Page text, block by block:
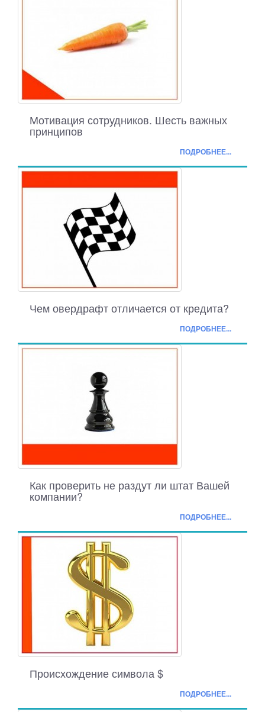
Мотивация сотрудников. Шесть важных
принципов
ПОДРОБНЕЕ...
Чем овердрафт отличается от кредита?
ПОДРОБНЕЕ...
Как проверить не раздут ли штат Вашей
компании?
ПОДРОБНЕЕ...
Происхождение символа $
ПОДРОБНЕЕ...